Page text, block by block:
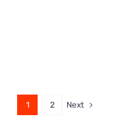
1 2 Next